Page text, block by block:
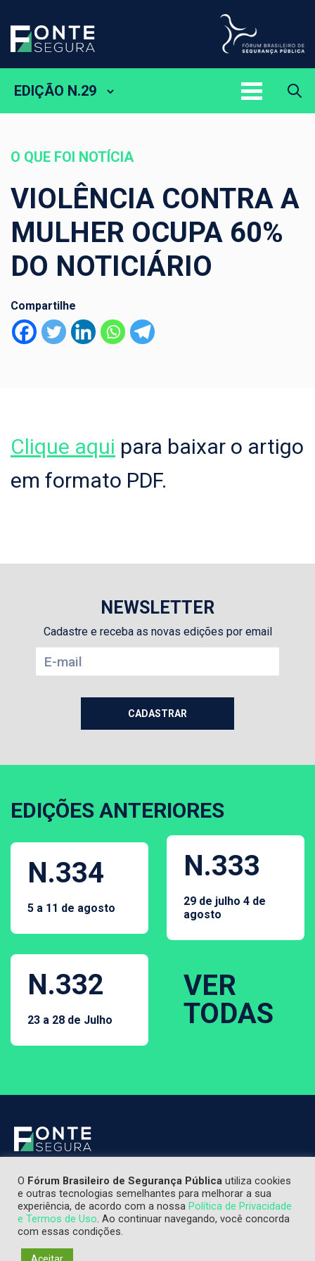
EDIÇÃO N.29
O QUE FOI NOTÍCIA
VIOLÊNCIA CONTRA A
MULHER OCUPA 60%
DO NOTICIÁRIO
Compartilhe
Clique aqui para baixar o artigo
em formato PDF.
NEWSLETTER
Cadastre e receba as novas edições por email
EDIÇÕES ANTERIORES
N.334
5 a 11 de agosto
N.333
29 de julho 4 de
agosto
N.332
23 a 28 de Julho
VER
TODAS
O Fórum Brasileiro de Segurança Pública utiliza cookies
e outras tecnologias semelhantes para melhorar a sua
experiência, de acordo com a nossa Política de Privacidade
e Termos de Uso. Ao continuar navegando, você concorda
com essas condições.